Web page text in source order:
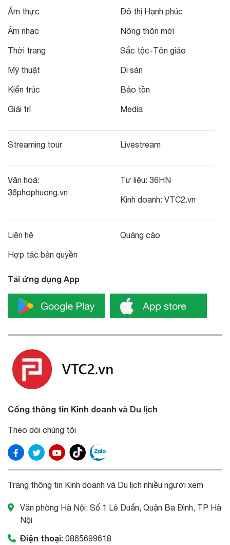
Ẩm thực
Âm nhạc
Thời trang
Mỹ thuật
Kiến trúc
Giải trí
Đô thị Hạnh phúc
Nông thôn mới
Sắc tộc-Tôn giáo
Di sản
Bảo tồn
Media
Streaming tour Livestream
Văn hoá:
36phophuong.vn
Tư liệu: 36HN
Kinh doanh: VTC2.vn
Liên hệ
Hợp tác bản quyền
Quảng cáo
Tải ứng dụng App
Cổng thông tin Kinh doanh và Du lịch
Theo dõi chúng tôi
Trang thông tin Kinh doanh và Du lịch nhiều người xem
Văn phòng Hà Nội: Số 1 Lê Duẩn, Quận Ba Đình, TP Hà
Nội
Điện thoại: 0865699618